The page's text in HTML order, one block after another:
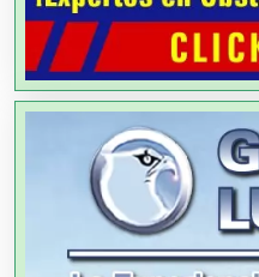
Alquiler de Autos
Alquiler de
Alquiler de Sillas